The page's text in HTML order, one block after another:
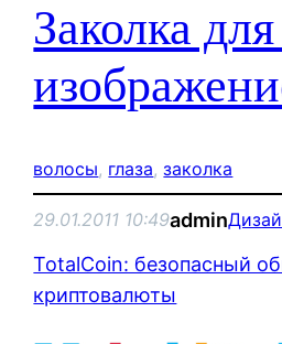
Заколка
волосы, глаза, заколка
29.01.2011 10:49admin
TotalCoin: безопасный
криптовалюты